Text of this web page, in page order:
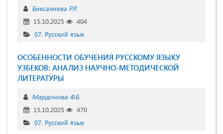
Биксалиева Р.Р.
15.10.2025
404
07. Русский язык
ОСОБЕННОСТИ ОБУЧЕНИЯ РУССКОМУ ЯЗЫКУ
УЗБЕКОВ: АНАЛИЗ НАУЧНО-МЕТОДИЧЕСКОЙ
ЛИТЕРАТУРЫ
Мардонова Ф.Б.
15.10.2025
470
07. Русский язык